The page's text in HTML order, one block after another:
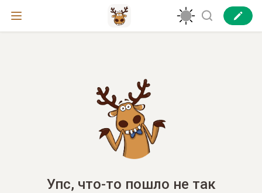
Упс, что-то пошло не так